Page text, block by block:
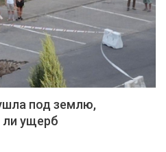
под землю,
ли ущерб